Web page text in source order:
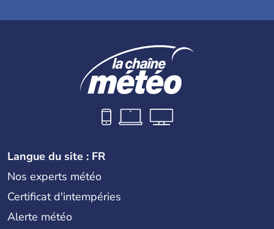
Langue du site : FR
Nos experts météo
Certificat d'intempéries
Alerte météo